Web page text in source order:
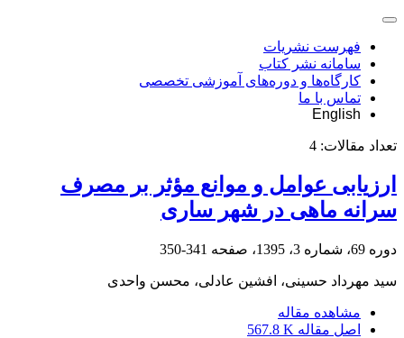
فهرست نشریات
سامانه نشر کتاب
کارگاه‌ها و دوره‌های آموزشی تخصصی
تماس با ما
English
تعداد مقالات: 4
ارزیابی عوامل و موانع مؤثر بر مصرف
سرانه ماهی در شهر ساری
دوره 69، شماره 3، 1395، صفحه 341-350
سید مهرداد حسینی، افشین عادلی، محسن واحدی
مشاهده مقاله
اصل مقاله 567.8 K